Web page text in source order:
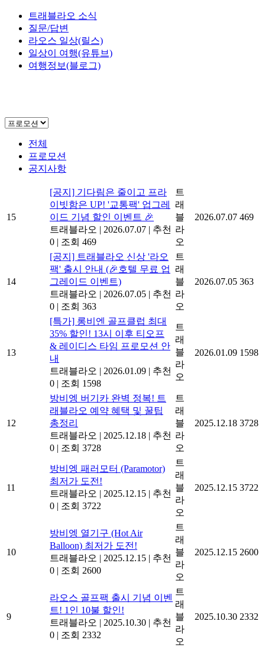
트래블라오 소식
질문/답변
라오스 일상(릴스)
일상이 여행(유튜브)
여행정보(블로그)
전체
프로모션
공지사항
15
[공지] 기다림은 줄이고 프라
이빗함은 UP! '교통팩' 업그레
이드 기념 할인 이벤트 🎉
트래블라오 | 2026.07.07 | 추천
0 | 조회 469
트
래
블
라
오
2026.07.07 469
14
[공지] 트래블라오 신상 '라오
팩' 출시 안내 (🎉호텔 무료 업
그레이드 이벤트)
트래블라오 | 2026.07.05 | 추천
0 | 조회 363
트
래
블
라
오
2026.07.05 363
13
[특가] 롱비엔 골프클럽 최대
35% 할인! 13시 이후 티오프
& 레이디스 타임 프로모션 안
내
트래블라오 | 2026.01.09 | 추천
0 | 조회 1598
트
래
블
라
오
2026.01.09 1598
12
방비엥 버기카 완벽 정복! 트
래블라오 예약 혜택 및 꿀팁
총정리
트래블라오 | 2025.12.18 | 추천
0 | 조회 3728
트
래
블
라
오
2025.12.18 3728
11
방비엥 패러모터 (Paramotor)
최저가 도전!
트래블라오 | 2025.12.15 | 추천
0 | 조회 3722
트
래
블
라
오
2025.12.15 3722
10
방비엥 열기구 (Hot Air
Balloon) 최저가 도전!
트래블라오 | 2025.12.15 | 추천
0 | 조회 2600
트
래
블
라
오
2025.12.15 2600
9
라오스 골프팩 출시 기념 이벤
트! 1인 10불 할인!
트래블라오 | 2025.10.30 | 추천
0 | 조회 2332
트
래
블
라
오
2025.10.30 2332